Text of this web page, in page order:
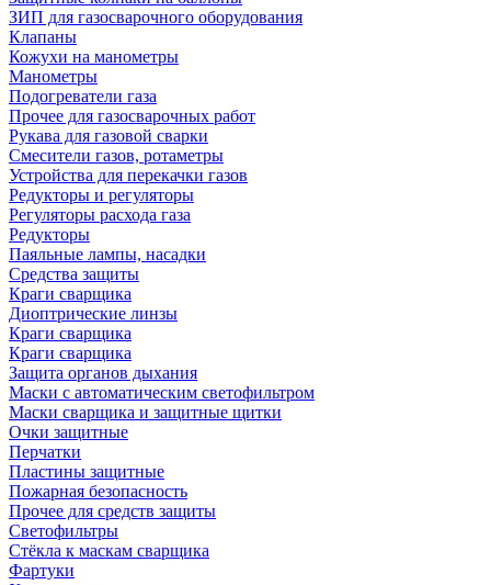
ЗИП для газосварочного оборудования
Клапаны
Кожухи на манометры
Манометры
Подогреватели газа
Прочее для газосварочных работ
Рукава для газовой сварки
Смесители газов, ротаметры
Устройства для перекачки газов
Редукторы и регуляторы
Регуляторы расхода газа
Редукторы
Паяльные лампы, насадки
Средства защиты
Краги сварщика
Диоптрические линзы
Краги сварщика
Краги сварщика
Защита органов дыхания
Маски с автоматическим светофильтром
Маски сварщика и защитные щитки
Очки защитные
Перчатки
Пластины защитные
Пожарная безопасность
Прочее для средств защиты
Светофильтры
Стёкла к маскам сварщика
Фартуки